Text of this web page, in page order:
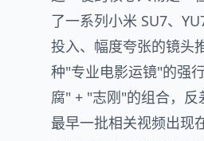
了一系列小米 SU7、
投入、幅度夸张的镜头
种"专业电影运镜"的强
腐" + "志刚"的组合，反
最早一批相关视频出现